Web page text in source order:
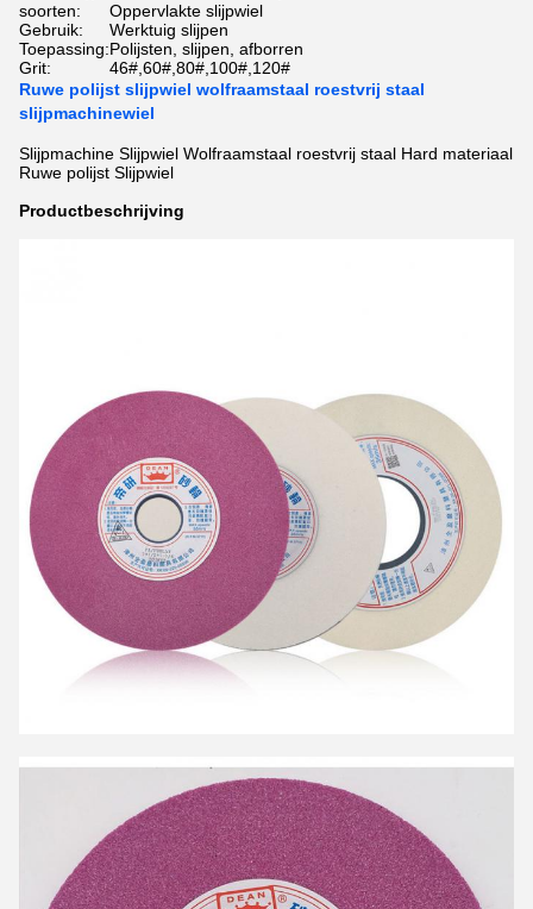
soorten:
Oppervlakte slijpwiel
Gebruik:
Werktuig slijpen
Toepassing:Polijsten, slijpen, afborren
Grit:
46#,60#,80#,100#,120#
Ruwe polijst slijpwiel wolfraamstaal roestvrij staal
slijpmachinewiel
Slijpmachine Slijpwiel Wolfraamstaal roestvrij staal Hard materiaal
Ruwe polijst Slijpwiel
Productbeschrijving